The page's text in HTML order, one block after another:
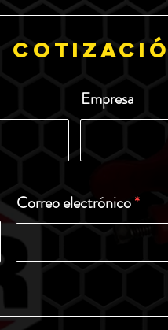
Empresa
Correo electrónico